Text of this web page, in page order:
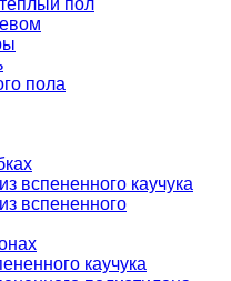
пол
пола
вспененного каучука
вспененного
каучука